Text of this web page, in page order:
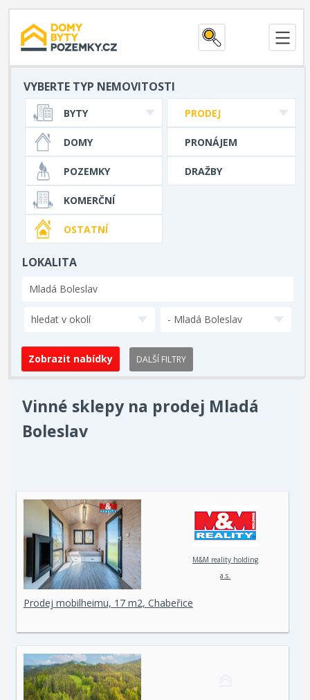
VYBERTE TYP NEMOVITOSTI
PRODEJ
PRONÁJEM
DRAŽBY
BYTY
DOMY
POZEMKY
KOMERČNÍ
OSTATNÍ
LOKALITA
hledat v okolí - Mladá Boleslav
DALŠÍ FILTRY
Vinné sklepy na prodej Mladá
Boleslav
M&M reality holding
a.s.
Prodej mobilheimu, 17 m2, Chabeřice